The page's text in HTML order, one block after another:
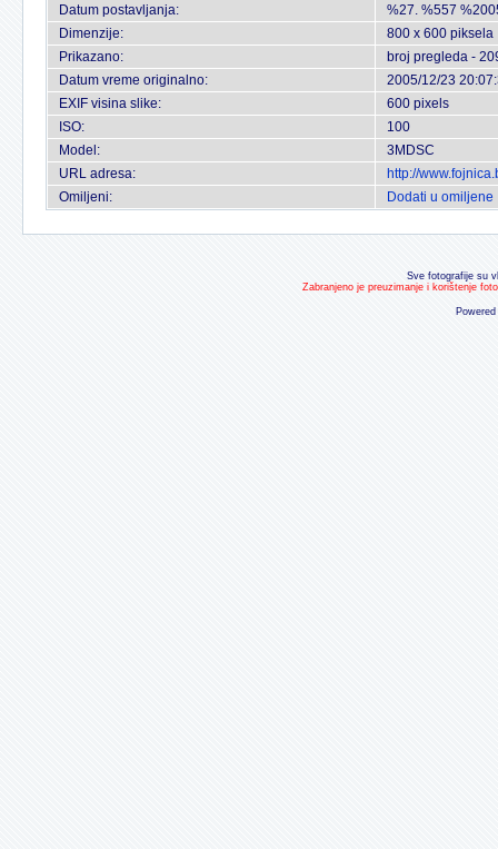
Datum postavljanja:
%27. %557
Dimenzije:
800 x 600 piksela
Prikazano:
broj pregleda -
Datum vreme originalno:
2005/12/23
EXIF visina slike:
600 pixels
ISO:
100
Model:
3MDSC
URL adresa:
http://
Omiljeni:
Dodati u omiljene
Sve fotografije su
Zabranjeno je preuzimanje i korištenje